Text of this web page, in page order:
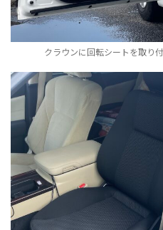
クラウンに回転シートを取り